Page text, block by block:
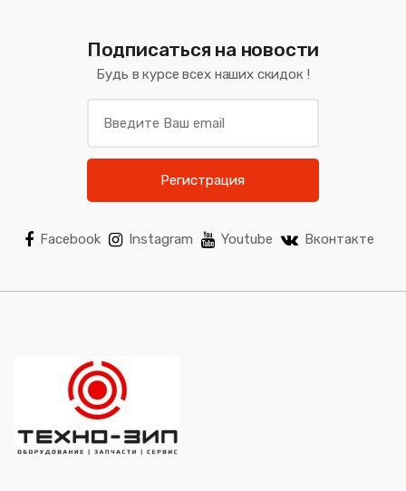
Подписаться на новости
Будь в курсе всех наших скидок !
Регистрация
Facebook Instagram Youtube Вконтакте